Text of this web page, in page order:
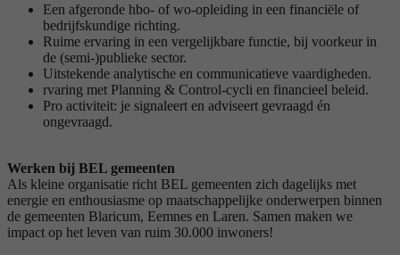
Een afgeronde hbo- of wo-opleiding in een financiële of
bedrijfskundige richting.
Ruime ervaring in een vergelijkbare functie, bij voorkeur in
de (semi-)publieke sector.
Uitstekende analytische en communicatieve vaardigheden.
rvaring met Planning & Control-cycli en financieel beleid.
Pro activiteit: je signaleert en adviseert gevraagd én
ongevraagd.
Werken bij BEL gemeenten
Als kleine organisatie richt BEL gemeenten zich dagelijks met
energie en enthousiasme op maatschappelijke onderwerpen binnen
de gemeenten Blaricum, Eemnes en Laren. Samen maken we
impact op het leven van ruim 30.000 inwoners!